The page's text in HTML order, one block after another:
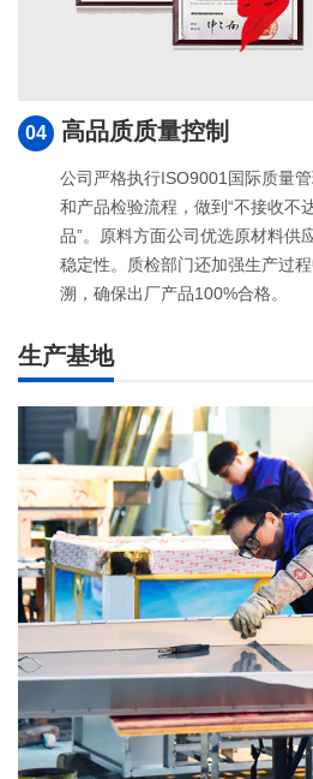
04 高品质质量控制
公司严格执行ISO9001国际质量
和产品检验流程，做到“不接收不
品”。原料方面公司优选原材料供
稳定性。质检部门还加强生产过
溯，确保出厂产品100%合格。
生产基地